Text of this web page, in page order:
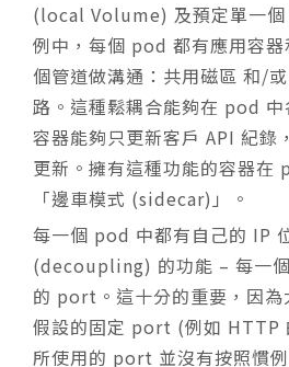
(local Volume) 及預定單一個
例中，每個 pod 都有應用容
個管道做溝通：共用磁區 和/
路。這種鬆耦合能夠在 pod
容器能夠只更新客戶 API 紀錄
更新。擁有這種功能的容器在
「邊車模式 (sidecar)」。
每一個 pod 中都有自己的 IP
(decoupling) 的功能 – 每一
的 port。這十分的重要，因為
假設的固定 port (例如 HTTP
所使用的 port 並沒有按照慣